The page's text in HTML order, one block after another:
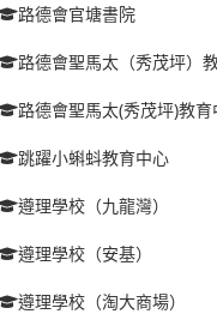
路德會官塘書院
路德會聖馬太（秀茂坪）
路德會聖馬太(秀茂坪)教育
跳躍小蝌蚪教育中心
遵理學校（九龍灣）
遵理學校（安基）
遵理學校（淘大商場）